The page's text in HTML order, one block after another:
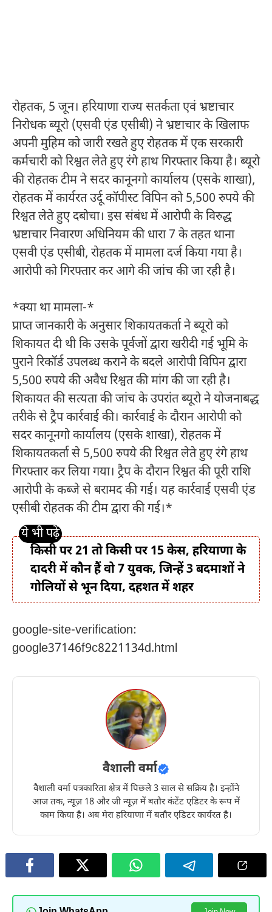
रोहतक, 5 जून। हरियाणा राज्य सतर्कता एवं भ्रष्टाचार
निरोधक ब्यूरो (एसवी एंड एसीबी) ने भ्रष्टाचार के खिलाफ
अपनी मुहिम को जारी रखते हुए रोहतक में एक सरकारी
कर्मचारी को रिश्वत लेते हुए रंगे हाथ गिरफ्तार किया है। ब्यूरो
की रोहतक टीम ने सदर कानूनगो कार्यालय (एसके शाखा),
रोहतक में कार्यरत उर्दू कॉपीस्ट विपिन को 5,500 रुपये की
रिश्वत लेते हुए दबोचा। इस संबंध में आरोपी के विरुद्ध
भ्रष्टाचार निवारण अधिनियम की धारा 7 के तहत थाना
एसवी एंड एसीबी, रोहतक में मामला दर्ज किया गया है।
आरोपी को गिरफ्तार कर आगे की जांच की जा रही है।
*क्या था मामला-*
प्राप्त जानकारी के अनुसार शिकायतकर्ता ने ब्यूरो को
शिकायत दी थी कि उसके पूर्वजों द्वारा खरीदी गई भूमि के
पुराने रिकॉर्ड उपलब्ध कराने के बदले आरोपी विपिन द्वारा
5,500 रुपये की अवैध रिश्वत की मांग की जा रही है।
शिकायत की सत्यता की जांच के उपरांत ब्यूरो ने योजनाबद्ध
तरीके से ट्रैप कार्रवाई की। कार्रवाई के दौरान आरोपी को
सदर कानूनगो कार्यालय (एसके शाखा), रोहतक में
शिकायतकर्ता से 5,500 रुपये की रिश्वत लेते हुए रंगे हाथ
गिरफ्तार कर लिया गया। ट्रैप के दौरान रिश्वत की पूरी राशि
आरोपी के कब्जे से बरामद की गई। यह कार्रवाई एसवी एंड
एसीबी रोहतक की टीम द्वारा की गई।*
किसी पर 21 तो किसी पर 15 केस, हरियाणा के
दादरी में कौन हैं वो 7 युवक, जिन्हें 3 बदमाशों ने
गोलियों से भून दिया, दहशत में शहर
google-site-verification:
google37146f9c8221134d.html
वैशाली वर्मा
वैशाली वर्मा पत्रकारिता क्षेत्र में पिछले 3 साल से सक्रिय है। इन्होंने
आज तक, न्यूज़ 18 और जी न्यूज़ में बतौर कंटेंट एडिटर के रूप में
काम किया है। अब मेरा हरियाणा में बतौर एडिटर कार्यरत है।